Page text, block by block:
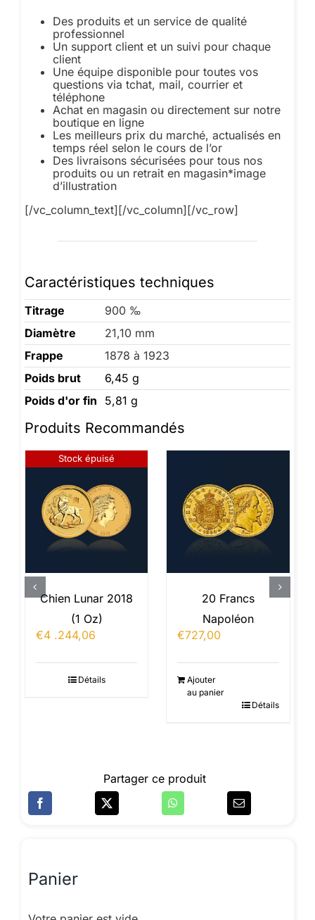
Des produits et un service de qualité
professionnel
Un support client et un suivi pour chaque
client
Une équipe disponible pour toutes vos
questions via tchat, mail, courrier et
téléphone
Achat en magasin ou directement sur notre
boutique en ligne
Les meilleurs prix du marché, actualisés en
temps réel selon le cours de l’or
Des livraisons sécurisées pour tous nos
produits ou un retrait en magasin*image
d’illustration
[/vc_column_text][/vc_column][/vc_row]
Caractéristiques techniques
Titrage
900 ‰
Diamètre
21,10 mm
Frappe
1878 à 1923
Poids brut
6,45 g
Poids d'or fin
5,81 g
Produits Recommandés
Stock épuisé
Chien Lunar 2018
(1 Oz)
€4 .244,06
Détails
20 Francs
Napoléon
€727,00
Ajouter
au panier
Détails
Partager ce produit
Panier